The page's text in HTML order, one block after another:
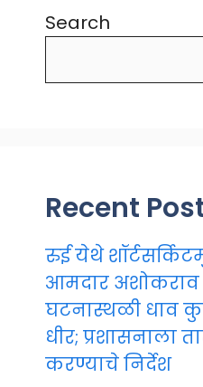
Search
Recent
रुई येथे
आमदार अशोकराव
घटनास्थळी धाव
धीर; प्रशासनाला
करण्याचे निर्देश